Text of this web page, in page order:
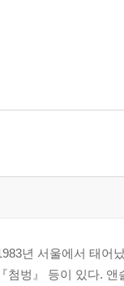
년 서울에서 태어
『첨벙』 등이 있다.